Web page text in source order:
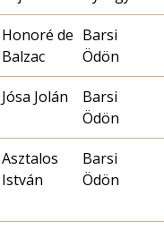
Honoré de
Balzac
Barsi
Ödön
Jósa Jolán
Barsi
Ödön
Asztalos
István
Barsi
Ödön